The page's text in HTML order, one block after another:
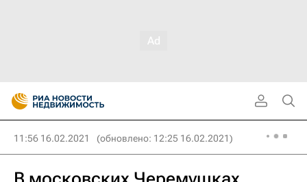
11:56 16.02.2021 (обновлено: 12:25 16.02.2021)